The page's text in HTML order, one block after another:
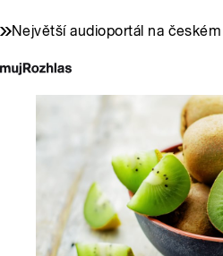
Největší audioportál na